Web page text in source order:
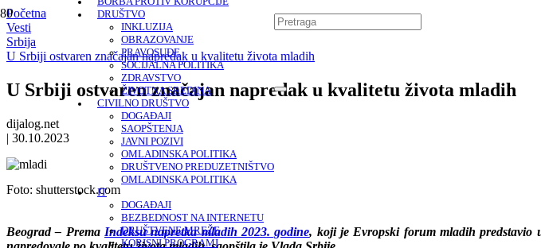
DRUŠTVO
INKLUZIJA
OBRAZOVANJE
PRAVOSUĐE
SOCIJALNA POLITIKA
ZDRAVSTVO
ŽIVOTNA SREDINA
CIVILNO DRUŠTVO
DOGAĐAJI
SAOPŠTENJA
JAVNI POZIVI
OMLADINSKA POLITIKA
DRUŠTVENO PREDUZETNIŠTVO
OMLADINSKA POLITIKA
IT
DOGAĐAJI
BEZBEDNOST NA INTERNETU
DRUŠTVENE MREŽE
KORISNI PROGRAMI
Početna
Vesti
Srbija
U Srbiji ostvaren značajan napredak u kvalitetu života mladih
U Srbiji ostvaren značajan napredak u kvalitetu života mladih
dijalog.net
| 30.10.2023
Foto: shutterstock.com
Beograd – Prema Indeksu napretka mladih 2023. godine, koji je Evropski forum mladih predstavio